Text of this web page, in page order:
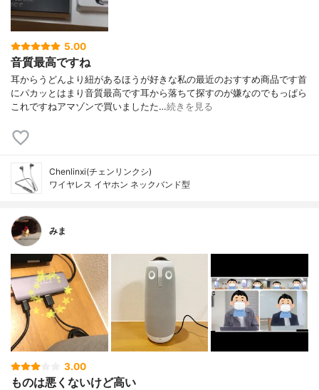
5.00
音質最高ですね
耳からうどんより紐があるほうが好きな私の最近のおすすめ商品です首
にパカッとはまり音質最高です耳から落ちて探すのが嫌なのでもっぱら
これですねアマゾンで買いましたた…続きを見る
Chenlinxi(チェンリンクシ)
ワイヤレス イヤホン ネックバンド型
みま
3.00
ものは悪くないけど高い